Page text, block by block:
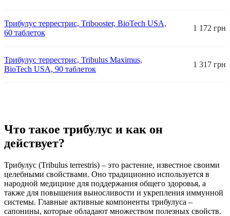
Трибулус террестрис, Tribooster, BioTech USA,
60 таблеток
1 172 грн
Трибулус террестрис, Tribulus Maximus,
BioTech USA, 90 таблеток
1 317 грн
Что такое трибулус и как он
действует?
Трибулус (Tribulus terrestris) – это растение, известное своими
целебными свойствами. Оно традиционно используется в
народной медицине для поддержания общего здоровья, а
также для повышения выносливости и укрепления иммунной
системы. Главные активные компоненты трибулуса –
сапонины, которые обладают множеством полезных свойств.